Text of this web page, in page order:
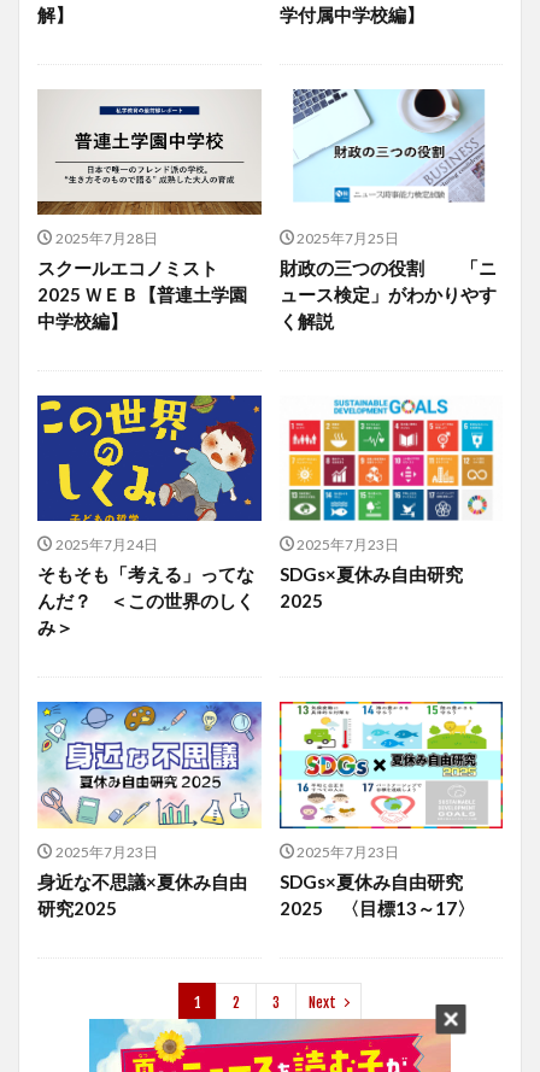
解】
学付属中学校編】
2025年7月28日
スクールエコノミスト
2025 ＷＥＢ【普連土学園
中学校編】
2025年7月25日
財政の三つの役割 「ニ
ュース検定」がわかりやす
く解説
2025年7月24日
そもそも「考える」ってな
んだ？ ＜この世界のしく
み＞
2025年7月23日
SDGs×夏休み自由研究
2025
2025年7月23日
身近な不思議×夏休み自由
研究2025
2025年7月23日
SDGs×夏休み自由研究
2025 〈目標13～17〉
1 2 3 Next